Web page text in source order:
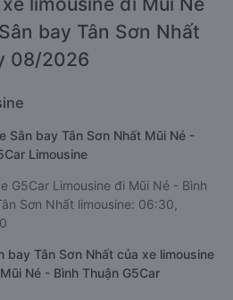
bay Tân Sơn Nhất
08/2026
Sân bay Tân Sơn Nhất Mũi Né -
Limousine
G5Car Limousine đi Mũi Né - Bình
Sơn Nhất limousine: 06:30,
bay Tân Sơn Nhất của xe limousine
Né - Bình Thuận G5Car